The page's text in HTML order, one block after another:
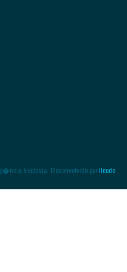
Ecclesia. Desenvolvido porItcode